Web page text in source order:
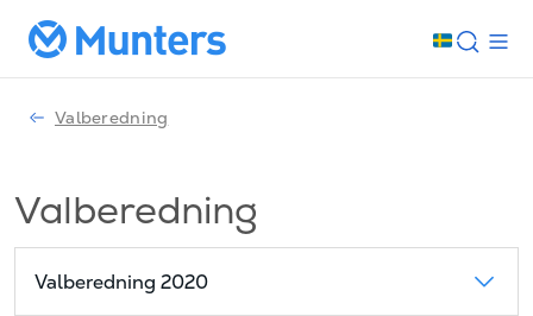
Valberedning
Valberedning
Valberedning 2020